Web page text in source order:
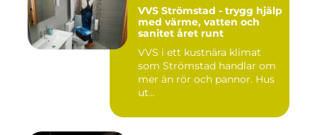
VVS Strömstad - trygg hjälp
med värme, vatten och
sanitet året runt
VVS i ett kustnära klimat
som Strömstad handlar om
mer än rör och pannor. Hus
ut...